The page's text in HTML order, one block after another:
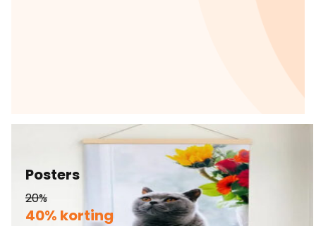
Posters
20%
40% korting